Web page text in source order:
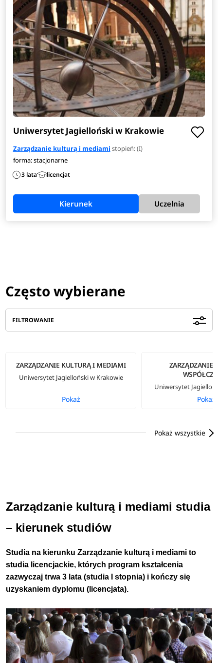
Uniwersytet Jagielloński w Krakowie
Zarządzanie kulturą i mediami stopień: (I)
forma: stacjonarne
3 lata licencjat
Kierunek Uczelnia
Często wybierane
FILTROWANIE
ZARZĄDZANIE KULTURĄ I MEDIAMI
Uniwersytet Jagielloński w Krakowie
Pokaż
ZARZĄDZANIE
Uniwersytet
Pokaż
Pokaż wszystkie
Zarządzanie kulturą i mediami studia
– kierunek studiów
Studia na kierunku Zarządzanie kulturą i mediami to
studia licencjackie, których program kształcenia
zazwyczaj trwa 3 lata (studia I stopnia) i kończy się
uzyskaniem dyplomu (licencjata).